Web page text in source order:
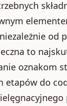
od
to
oznakom
etapów do